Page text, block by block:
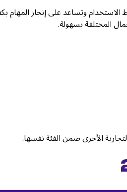
وتساعد على إنجاز المهام
المختلفة بسهولة.
الأخرى ضمن الفئة نفسها.